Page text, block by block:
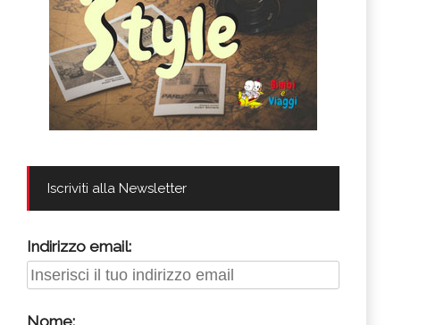
Iscriviti alla Newsletter
Indirizzo email: